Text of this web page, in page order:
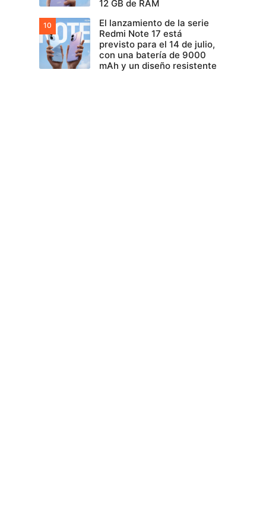
12 GB de RAM
El lanzamiento de la serie
Redmi Note 17 está
previsto para el 14 de julio,
con una batería de 9000
mAh y un diseño resistente